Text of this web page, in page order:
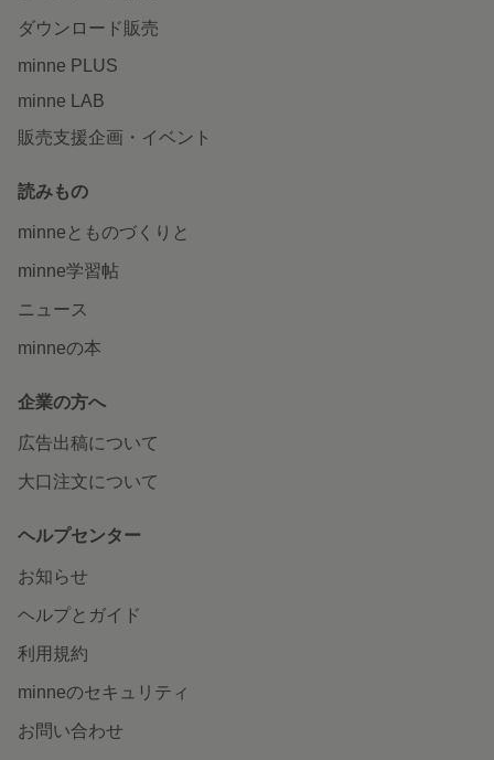
ダウンロード販売
minne PLUS
minne LAB
販売支援企画・イベント
読みもの
minneとものづくりと
minne学習帖
ニュース
minneの本
企業の方へ
広告出稿について
大口注文について
ヘルプセンター
お知らせ
ヘルプとガイド
利用規約
minneのセキュリティ
お問い合わせ